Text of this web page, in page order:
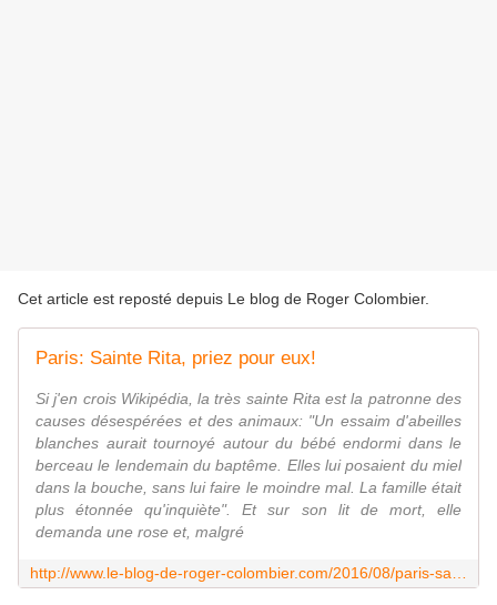
Cet article est reposté depuis Le blog de Roger Colombier.
Paris: Sainte Rita, priez pour eux!
Si j'en crois Wikipédia, la très sainte Rita est la patronne des
causes désespérées et des animaux: "Un essaim d'abeilles
blanches aurait tournoyé autour du bébé endormi dans le
berceau le lendemain du baptême. Elles lui posaient du miel
dans la bouche, sans lui faire le moindre mal. La famille était
plus étonnée qu'inquiète". Et sur son lit de mort, elle
demanda une rose et, malgré